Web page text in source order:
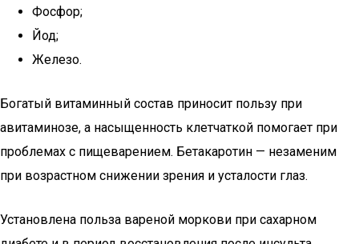
Фосфор;
Йод;
Железо.
Богатый витаминный состав приносит пользу при
авитаминозе, а насыщенность клетчаткой помогает при
проблемах с пищеварением. Бетакаротин — незаменим
при возрастном снижении зрения и усталости глаз.
Установлена польза вареной моркови при сахарном